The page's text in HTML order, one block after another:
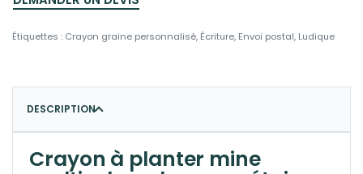
Étiquettes : Crayon graine personnalisé, Écriture, Envoi postal, Ludique
DESCRIPTION
Crayon à planter mine